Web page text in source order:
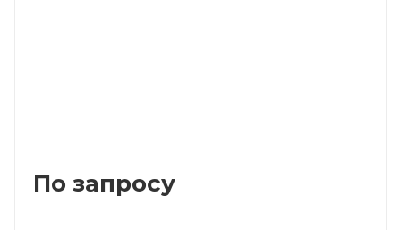
По запросу